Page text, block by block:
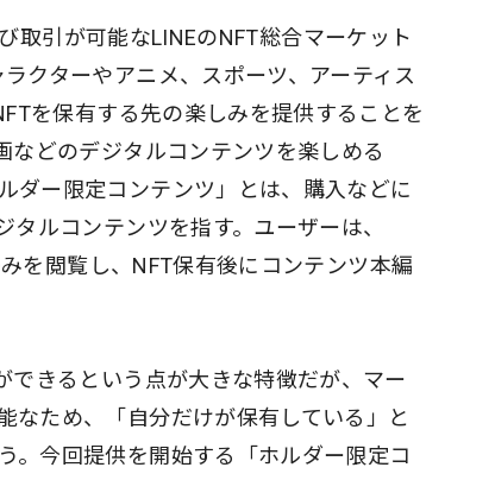
取引が可能なLINEのNFT総合マーケット
クターやアニメ、スポーツ、アーティス
を保有する先の楽しみを提供することを
などのデジタルコンテンツを楽しめる
ダー限定コンテンツ」とは、購入などに
ルコンテンツを指す。ユーザーは、
を閲覧し、NFT保有後にコンテンツ本編
できるという点が大きな特徴だが、マー
なため、「自分だけが保有している」と
。今回提供を開始する「ホルダー限定コ